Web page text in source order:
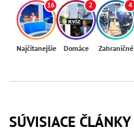
16
Najčítanejšie
2
Domáce
4
Zahraničné
SÚVISIACE ČLÁNKY